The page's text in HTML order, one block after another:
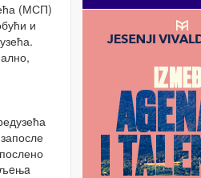
(МСП)
и